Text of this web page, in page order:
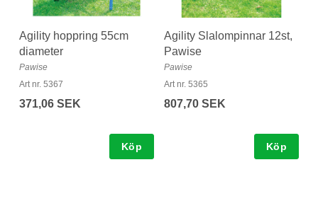
Agility hoppring 55cm
diameter
Pawise
Art nr. 5367
371,06 SEK
Köp
Agility Slalompinnar 12st,
Pawise
Pawise
Art nr. 5365
807,70 SEK
Köp